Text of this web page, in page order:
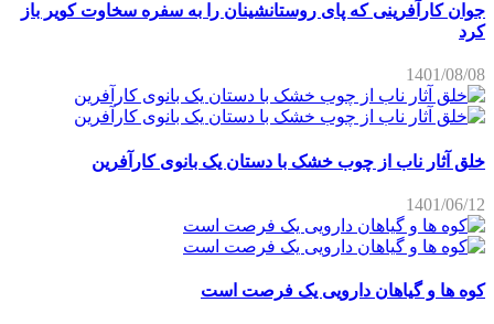
جوان کارآفرینی که پای روستانشینان را به سفره سخاوت کویر باز
کرد
1401/08/08
خلق آثار ناب از چوب خشک با دستان یک بانوی کارآفرین
1401/06/12
کوه ها و گیاهان دارویی یک فرصت است